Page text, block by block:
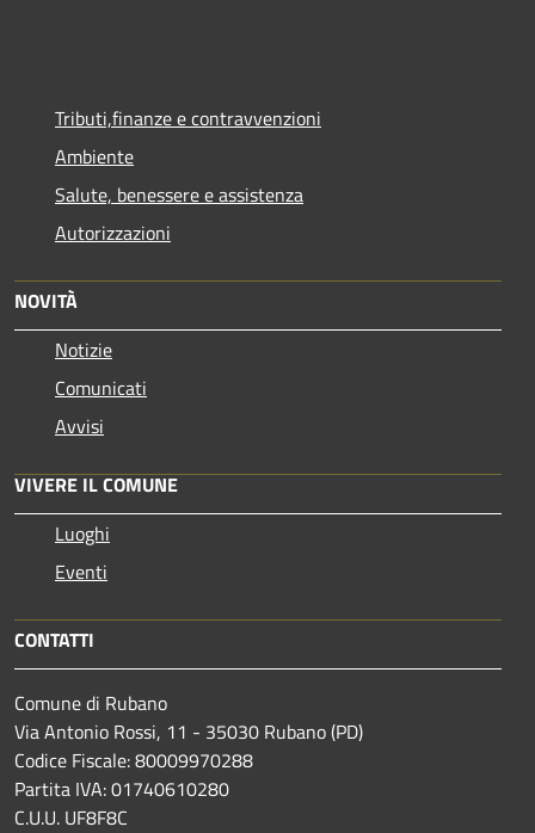
Tributi,finanze e contravvenzioni
Ambiente
Salute, benessere e assistenza
Autorizzazioni
NOVITÀ
Notizie
Comunicati
Avvisi
VIVERE IL COMUNE
Luoghi
Eventi
CONTATTI
Comune di Rubano
Via Antonio Rossi, 11 - 35030 Rubano (PD)
Codice Fiscale: 80009970288
Partita IVA: 01740610280
C.U.U. UF8F8C